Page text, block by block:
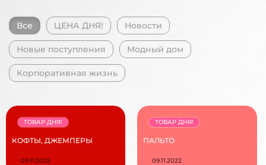
Все ЦЕНА ДНЯ! Новости
Новые поступления Модный дом
Корпоративная жизнь
КОФТЫ, ДЖЕМПЕРЫ
ТОВАР ДНЯ!
09.11.2022
ПАЛЬТО
ТОВАР ДНЯ!
09.11.2022